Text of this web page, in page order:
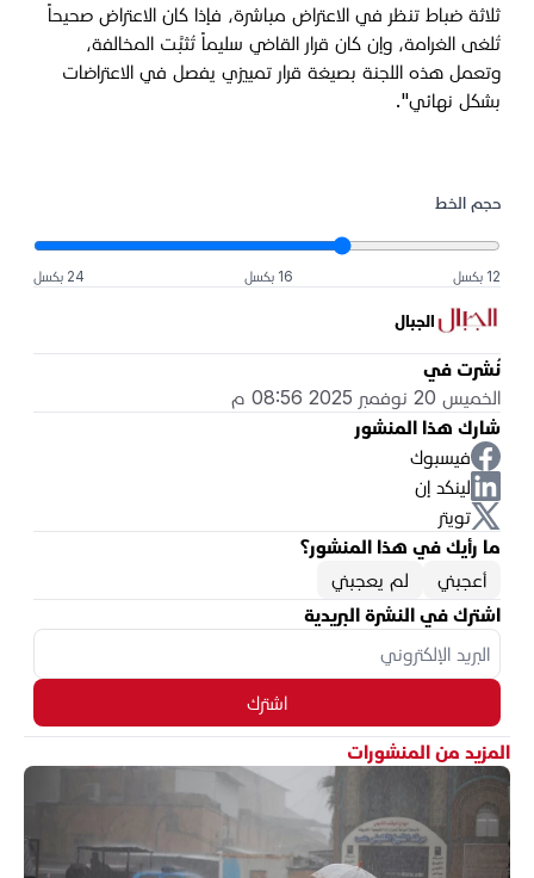
ثلاثة ضباط تنظر في الاعتراض مباشرة، فإذا كان الاعتراض صحيحاً
تُلغى الغرامة، وإن كان قرار القاضي سليماً تُثبَّت المخالفة،
وتعمل هذه اللجنة بصيغة قرار تمييزي يفصل في الاعتراضات
بشكل نهائي".
حجم الخط
12 بكسل 16 بكسل 24 بكسل
الجبال
نُشرت في
الخميس 20 نوفمبر 2025 08:56 م
شارك هذا المنشور
فيسبوك
لينكد إن
تويتر
ما رأيك في هذا المنشور؟
أعجبني
لم يعجبني
اشترك في النشرة البريدية
اشترك
المزيد من المنشورات